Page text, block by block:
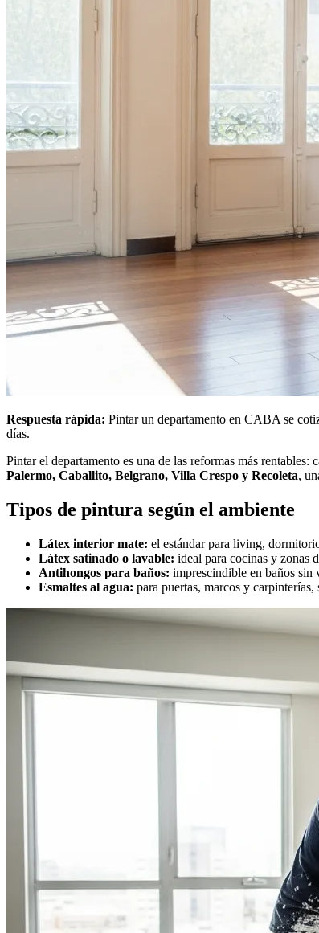
Respuesta rápida: Pintar un departamento en CABA se
días.
Pintar el departamento es una de las reformas más
Palermo, Caballito, Belgrano, Villa Crespo y Recoleta,
Tipos de pintura según el ambiente
Látex interior mate: el estándar para living,
Látex satinado o lavable: ideal para cocinas y zonas
Antihongos para baños: imprescindible en baños sin
Esmaltes al agua: para puertas, marcos y